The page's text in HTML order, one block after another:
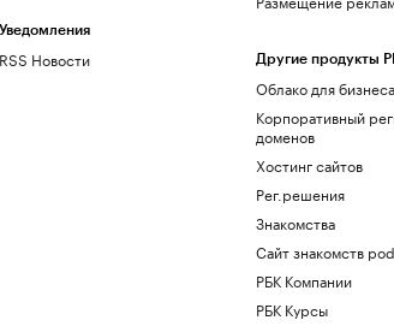
Уведомления
RSS Новости Другие продукты
Облако для бизнеса
Корпоративный
доменов
Хостинг сайтов
Рег.решения
Знакомства
Сайт знакомств
РБК Компании
РБК Курсы